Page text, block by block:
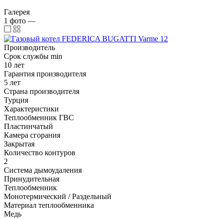
Галерея
1 фото —
Производитель
Срок службы min
10 лет
Гарантия производителя
5 лет
Страна производителя
Турция
Характеристики
Теплообменник ГВС
Пластинчатый
Камера сгорания
Закрытая
Количество контуров
2
Система дымоудаления
Принудительная
Теплообменник
Монотермический / Раздельный
Материал теплообменника
Медь